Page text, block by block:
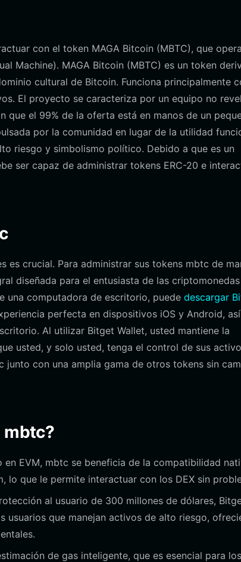
con el token MAGA Bitcoin (MBTC), que opera
Machine). MAGA Bitcoin (MBTC) es un token
cultural de Bitcoin. Funciona principalmente
El proyecto se caracteriza por un equipo no
el 99% de la oferta está en manos de un
por la comunidad en lugar de la utilidad
riesgo y simbolismo político. Debido a que es un
ser capaz de administrar tokens ERC-20 e
es crucial. Para administrar sus tokens mbtc de
diseñada para el entusiasta de las criptomonedas
una computadora de escritorio, puede descargar
perfecta en dispositivos iOS y Android, así
Al utilizar Bitget Wallet, usted mantiene la
usted, y solo usted, tenga el control de sus
con una amplia gama de otros tokens sin
mbtc?
en EVM, mbtc se beneficia de la compatibilidad
que le permite interactuar con los DEX sin
al usuario de 300 millones de dólares,
que manejan activos de alto riesgo,
de gas inteligente, que es esencial para los